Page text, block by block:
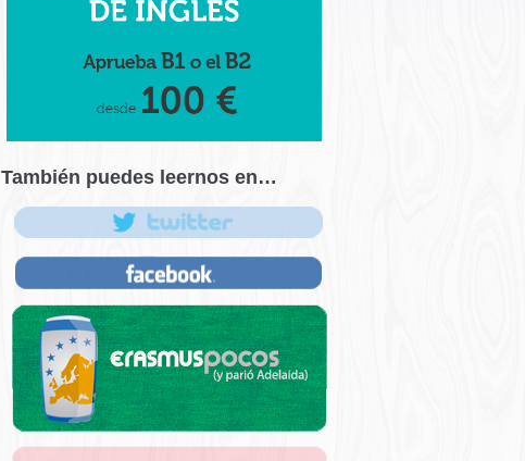
También puedes leernos en…